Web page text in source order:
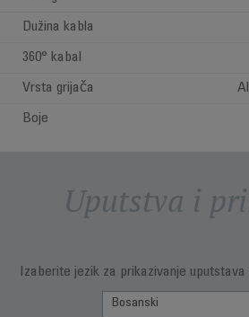
Dužina kabla
360° kabal
Vrsta grijača
Boje
Uputstva i
Izaberite jezik za prikazivanje